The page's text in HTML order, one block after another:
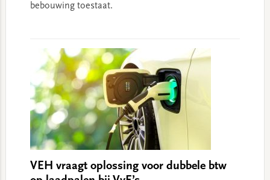
bebouwing toestaat.
VEH vraagt oplossing voor dubbele btw